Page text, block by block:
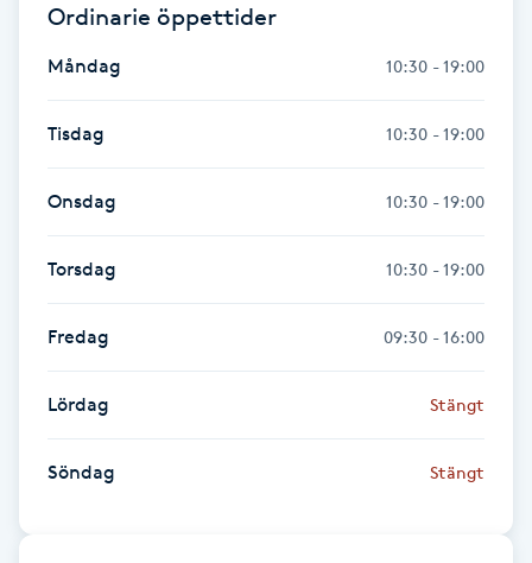
Herrklippning
Hollywood Peel
Hot Stone Massage
Hudföryngring
Huduppstramning
Hudvård
Ordinarie öppettider
Måndag 10:30 - 19:00
Tisdag 10:30 - 19:00
Onsdag 10:30 - 19:00
Torsdag 10:30 - 19:00
Fredag 09:30 - 16:00
Lördag Stängt
Söndag Stängt